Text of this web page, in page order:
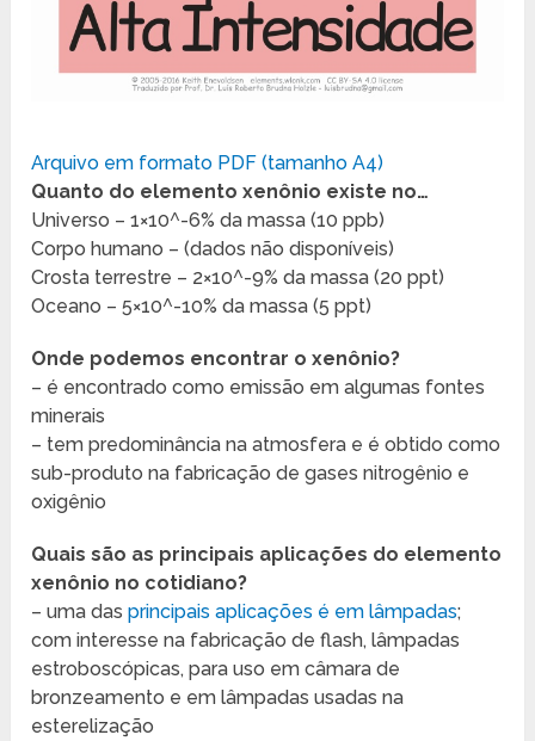
Arquivo em formato PDF (tamanho A4)
Quanto do elemento xenônio existe no…
Universo – 1×10^-6% da massa (10 ppb)
Corpo humano – (dados não disponíveis)
Crosta terrestre – 2×10^-9% da massa (20 ppt)
Oceano – 5×10^-10% da massa (5 ppt)
Onde podemos encontrar o xenônio?
– é encontrado como emissão em algumas fontes
minerais
– tem predominância na atmosfera e é obtido como
sub-produto na fabricação de gases nitrogênio e
oxigênio
Quais são as principais aplicações do elemento
xenônio no cotidiano?
– uma dasprincipais aplicações é em lâmpadas;
com interesse na fabricação de flash, lâmpadas
estroboscópicas, para uso em câmara de
bronzeamento e em lâmpadas usadas na
esterelização